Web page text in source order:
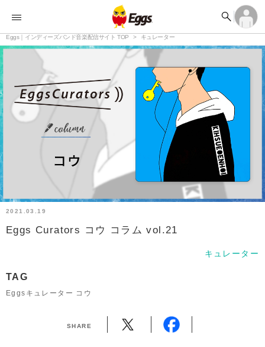


ランキング 
記事 
タイムライン 

楽曲アップロード 
ログイン
アカウント登録
ログイン
アカウント登録
Eggs｜インディーズバンド音楽配信サイト TOP キュレーター
2021.03.19
Eggs Curators コウ コラム vol.21
キュレーター
TAG
Eggsキュレーター コウ
SHARE